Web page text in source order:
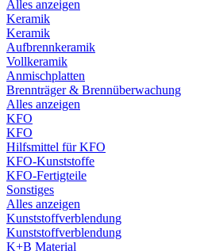
Alles anzeigen
Keramik
Keramik
Aufbrennkeramik
Vollkeramik
Anmischplatten
Brennträger & Brennüberwachung
Alles anzeigen
KFO
KFO
Hilfsmittel für KFO
KFO-Kunststoffe
KFO-Fertigteile
Sonstiges
Alles anzeigen
Kunststoffverblendung
Kunststoffverblendung
K+B Material